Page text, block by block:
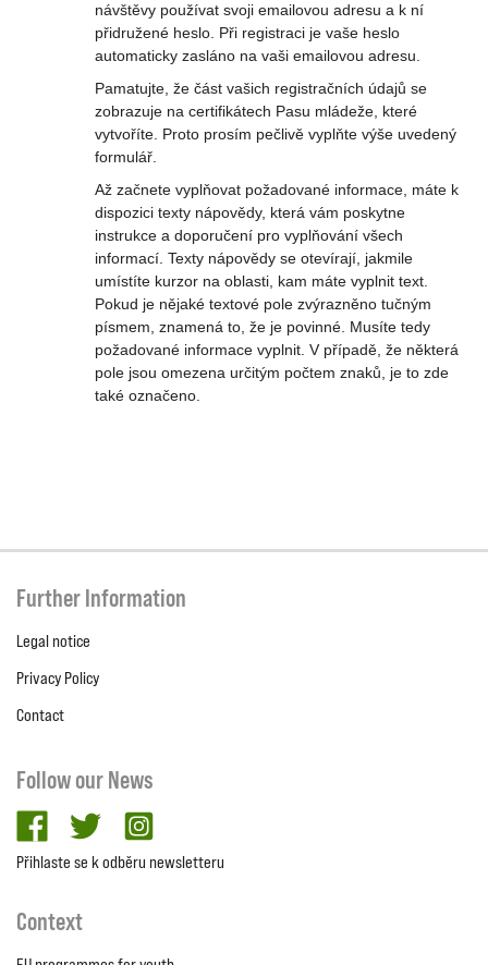
návštěvy používat svoji emailovou adresu a k ní
přidružené heslo. Při registraci je vaše heslo
automaticky zasláno na vaši emailovou adresu.
Pamatujte, že část vašich registračních údajů se
zobrazuje na certifikátech Pasu mládeže, které
vytvoříte. Proto prosím pečlivě vyplňte výše uvedený
formulář.
Až začnete vyplňovat požadované informace, máte k
dispozici texty nápovědy, která vám poskytne
instrukce a doporučení pro vyplňování všech
informací. Texty nápovědy se otevírají, jakmile
umístíte kurzor na oblasti, kam máte vyplnit text.
Pokud je nějaké textové pole zvýrazněno tučným
písmem, znamená to, že je povinné. Musíte tedy
požadované informace vyplnit. V případě, že některá
pole jsou omezena určitým počtem znaků, je to zde
také označeno.
Further Information
Legal notice
Privacy Policy
Contact
Follow our News
facebooktwitter
Přihlaste se k odběru newsletteru
Context